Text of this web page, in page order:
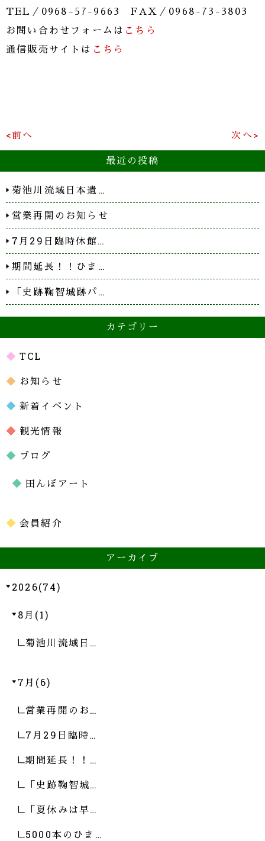
TEL／0968-57-9663 FAX／0968-73-3803
お問い合わせフォームは こちら
通信販売サイトは こちら
<前へ 次へ>
最近の投稿
菊池川流域日本遺…
営業再開のお知らせ
7月29日臨時休館…
期間延長！！ひま…
「史跡鞠智城跡パ…
カテゴリー
TCL
お知らせ
新着イベント
観光情報
ブログ
田んぼアート
会員紹介
アーカイブ
2026(74)
8月(1)
菊池川流域日…
7月(6)
営業再開のお…
7月29日臨時…
期間延長！！…
「史跡鞠智城…
「夏休みは早…
5000本のひま…